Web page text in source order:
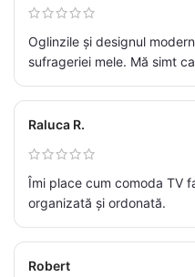
Oglinzile și designul
sufrageriei mele. Mă simt
Raluca R.
Îmi place cum comoda TV
organizată și ordonată.
Robert